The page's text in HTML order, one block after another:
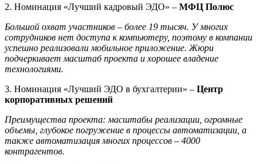
2. Номинация «Лучший кадровый ЭДО» – МФЦ Полюс
Большой охват участников – более 19 тысяч. У многих
сотрудников нет доступа к компьютеру, поэтому в компании
успешно реализовали мобильное приложение. Жюри
подчеркивает масштаб проекта и хорошее владение
технологиями.
3. Номинация «Лучший ЭДО в бухгалтерии» – Центр
корпоративных решений
Преимущества проекта: масштабы реализации, огромные
объемы, глубокое погружение в процессы автоматизации, а
также автоматизация многих процессов – 4000
контрагентов.